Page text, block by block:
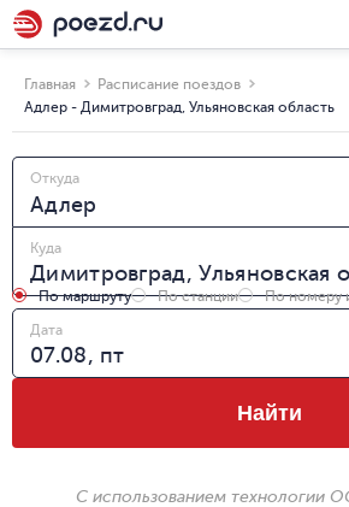
Главная
Расписание поездов
Адлер - Димитровград, Ульяновская область
Откуда
Куда
По маршруту По станции
По номеру
Дата
Найти
С использованием